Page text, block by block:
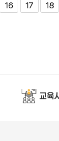
16 17 18